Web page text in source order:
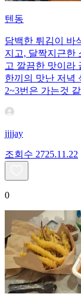
텐동
담백한 튀김이 바
지고, 달짝지근한
고 깔끔한 맛이라
한끼의 맛난 저녁
2~3번은 가는것
jjjjay
조회수 2725.11.22
0